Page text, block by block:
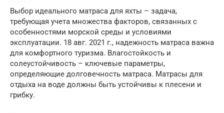
Выбор идеального матраса для яхты – задача,
требующая учета множества факторов, связанных с
особенностями морской среды и условиями
эксплуатации. 18 авг. 2021 г., надежность матраса важна
для комфортного туризма. Влагостойкость и
солеустойчивость – ключевые параметры,
определяющие долговечность матраса. Матрасы для
отдыха на воде должны быть устойчивы к плесени и
грибку.